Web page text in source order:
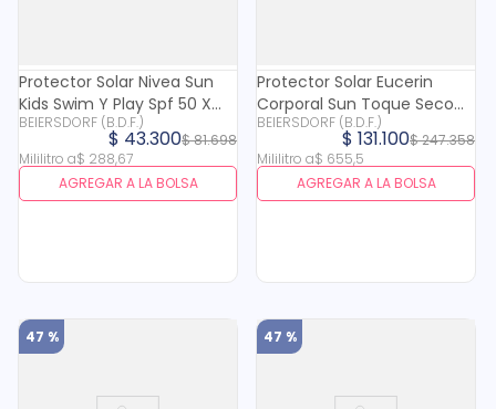
Protector Solar Nivea Sun
Kids Swim Y Play Spf 50 X
150 Ml
BEIERSDORF (B.D.F.)
$81.698
$ 43.300
Mililitro a$ 288,67
AGREGAR A LA BOLSA
Protector Solar Eucerin
Corporal Sun Toque Seco
Oil Control Fps 50+ X 200 Ml
BEIERSDORF (B.D.F.)
$247.358
$ 131.100
Mililitro a$ 655,5
AGREGAR A LA BOLSA
47 % 47 %